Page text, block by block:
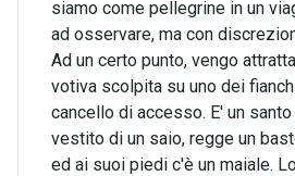
siamo come pellegrine in un
ad osservare, ma con
Ad un certo punto, vengo
votiva scolpita su uno dei
cancello di accesso. E' un
vestito di un saio, regge un
ed ai suoi piedi c'è un maiale.